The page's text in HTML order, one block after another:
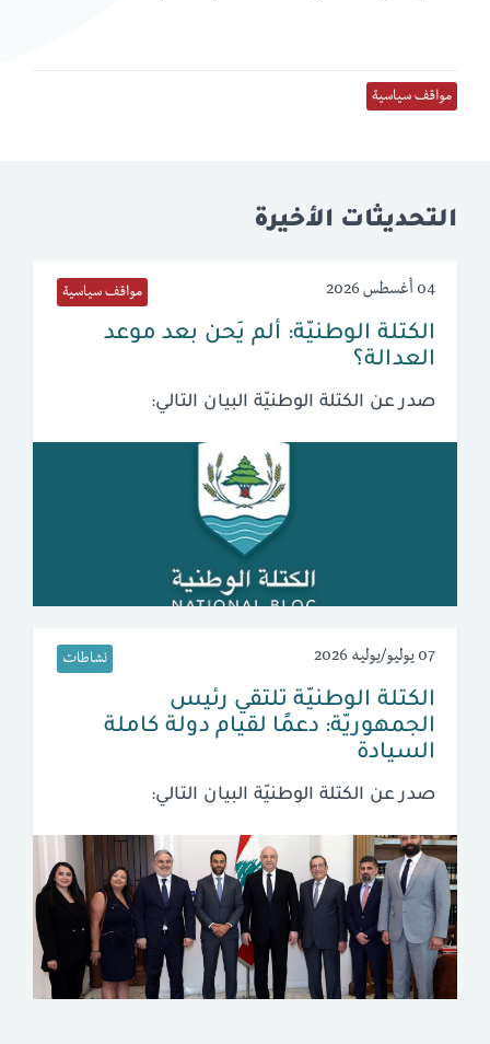
مواقف سياسية
التحديثات الأخيرة
04 أغسطس 2026 مواقف سياسية
الكتلة الوطنيّة: ألم يَحن بعد موعد
العدالة؟
صدر عن الكتلة الوطنيّة البيان التالي:
07 يوليو/يوليه 2026 نشاطات
الكتلة الوطنيّة تلتقي رئيس
الجمهوريّة: دعمًا لقيام دولة كاملة
السيادة
صدر عن الكتلة الوطنيّة البيان التالي: